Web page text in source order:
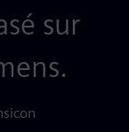
sur